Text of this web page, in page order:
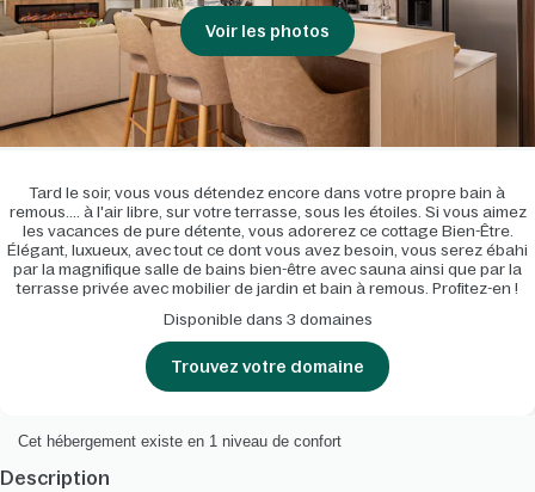
Tard le soir, vous vous détendez encore dans votre propre bain à
remous.... à l'air libre, sur votre terrasse, sous les étoiles. Si vous aimez
les vacances de pure détente, vous adorerez ce cottage Bien-Être.
Élégant, luxueux, avec tout ce dont vous avez besoin, vous serez ébahi
par la magnifique salle de bains bien-être avec sauna ainsi que par la
terrasse privée avec mobilier de jardin et bain à remous. Profitez-en !
Disponible dans 3 domaines
Trouvez votre domaine
Voir les photos
Cet hébergement existe en 1 niveau de confort
Description